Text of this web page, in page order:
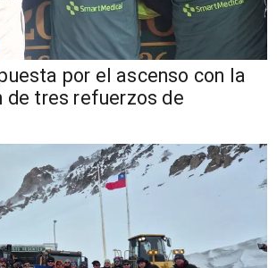
por el ascenso con la
de tres refuerzos de